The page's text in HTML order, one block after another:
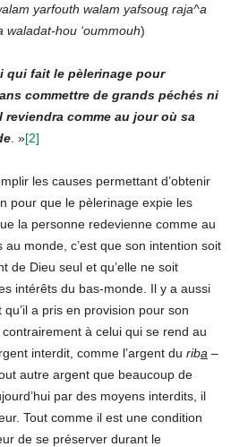
yarfouth walam yafsouqraja^a
waladat-hou ‘oummouh)
qui fait le pèlerinage pour
commettre de grands péchés ni
comme au jour où sa
. »[2]
les causes permettant d’obtenir
pour que le pèlerinage expie les
la personne redevienne comme au
au monde, c’est que son intention soit
de Dieu seul et qu’elle ne soit
intérêts du bas-monde. Il y a aussi
qu’il a pris en provision pour son
à celui qui se rend au
interdit, comme l’argent du riba –
autre argent que beaucoup de
par des moyens interdits, il
Tout comme il est une condition
de se préserver durant le